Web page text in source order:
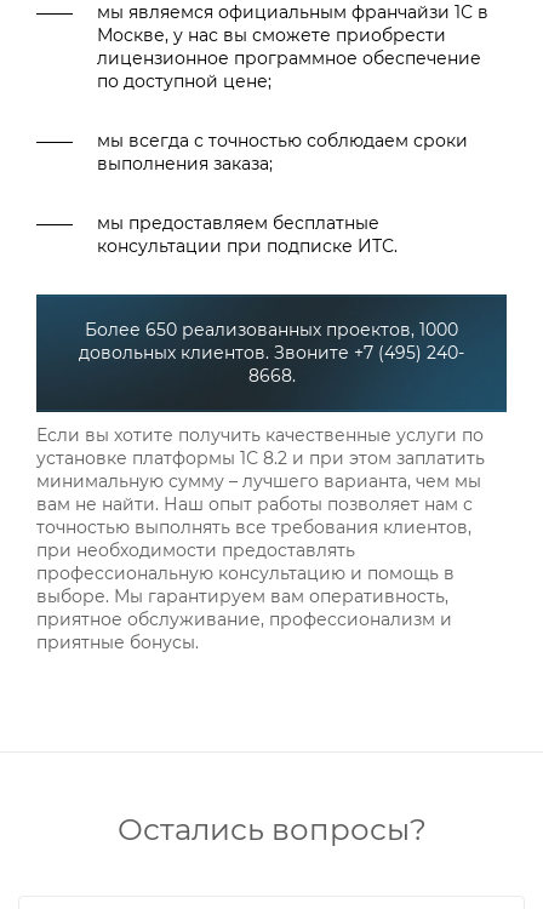
мы являемся официальным франчайзи 1С в
Москве, у нас вы сможете приобрести
лицензионное программное обеспечение
по доступной цене;
мы всегда с точностью соблюдаем сроки
выполнения заказа;
мы предоставляем бесплатные
консультации при подписке ИТС.
Более 650 реализованных проектов, 1000
довольных клиентов. Звоните +7 (495) 240-
8668.
Если вы хотите получить качественные услуги по
установке платформы 1С 8.2 и при этом заплатить
минимальную сумму – лучшего варианта, чем мы
вам не найти. Наш опыт работы позволяет нам с
точностью выполнять все требования клиентов,
при необходимости предоставлять
профессиональную консультацию и помощь в
выборе. Мы гарантируем вам оперативность,
приятное обслуживание, профессионализм и
приятные бонусы.
Остались вопросы?